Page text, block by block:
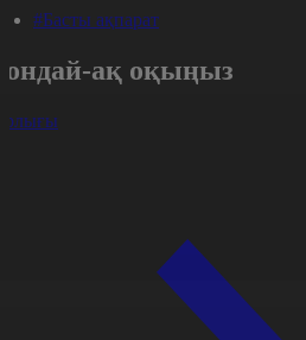
#Басты ақпарат
ақ оқыңыз